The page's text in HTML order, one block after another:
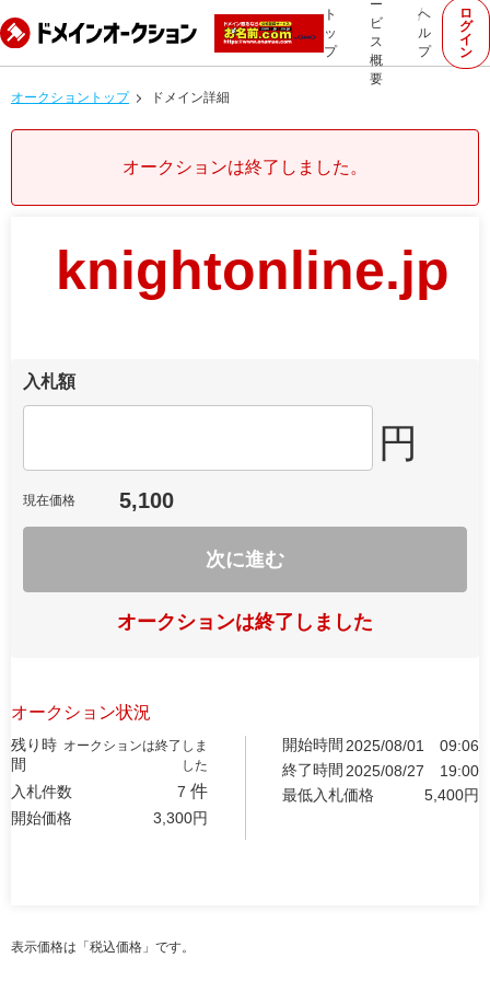
ト
ッ
プ
ー
ビ
ス
概
要
ヘ
ル
プ
ロ
グ
イ
ン
オークショントップ ドメイン詳細
オークションは終了しました。
knightonline.jp
入札額
円
現在価格 5,100
次に進む
オークションは終了しました
オークション状況
残り時
間
オークションは終了しま
した
入札件数 7 件
開始価格 3,300円
開始時間 2025/08/01
09:06
終了時間 2025/08/27
19:00
最低入札価格
5,400円
表示価格は「税込価格」です。